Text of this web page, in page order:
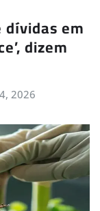
dívidas em
dizem
2026